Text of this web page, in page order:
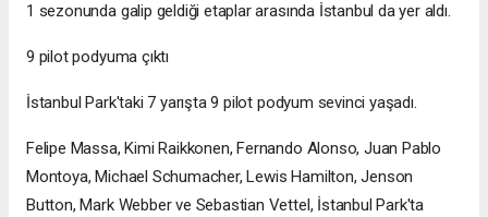
1 sezonunda galip geldiği etaplar arasında İstanbul da yer aldı.
9 pilot podyuma çıktı
İstanbul Park'taki 7 yarışta 9 pilot podyum sevinci yaşadı.
Felipe Massa, Kimi Raikkonen, Fernando Alonso, Juan Pablo
Montoya, Michael Schumacher, Lewis Hamilton, Jenson
Button, Mark Webber ve Sebastian Vettel, İstanbul Park'ta